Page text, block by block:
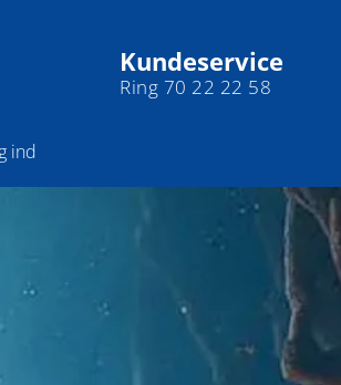
Kundeservice
Ring 70 22 22 58
ind